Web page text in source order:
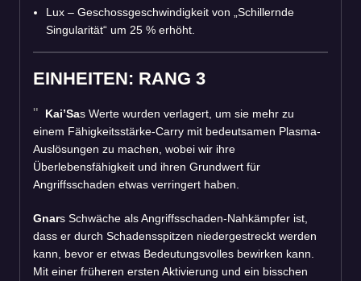
Lux – Geschossgeschwindigkeit von „Schillernde
Singularität“ um 25 % erhöht.
EINHEITEN: RANG 3
Kai’Sas Werte wurden verlagert, um sie mehr zu
einem Fähigkeitsstärke-Carry mit bedeutsamen Plasma-
Auslösungen zu machen, wobei wir ihre
Überlebensfähigkeit und ihren Grundwert für
Angriffsschaden etwas verringert haben.
Gnars Schwäche als Angriffsschaden-Nahkämpfer ist,
dass er durch Schadensspitzen niedergestreckt werden
kann, bevor er etwas Bedeutungsvolles bewirken kann.
Mit einer früheren ersten Aktivierung und ein bisschen